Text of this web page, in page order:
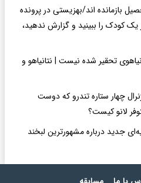
بازمانده اند/بهزیستی در پرونده
کودک را ببینید و گزارش ندهید،
تحقیر شده نیست | نتانیاهو و
چهار ستاره تندرو که دوست
لانو کیست؟
جدید درباره مشهورترین لبخند